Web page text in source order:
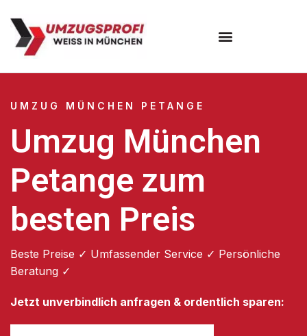
UMZUG MÜNCHEN PETANGE
Umzug München
Petange zum
besten Preis
Beste Preise ✓ Umfassender Service ✓ Persönliche
Beratung ✓
Jetzt unverbindlich anfragen & ordentlich sparen: